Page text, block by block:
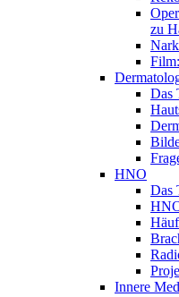
zu
Das
HNO
Das
Innere